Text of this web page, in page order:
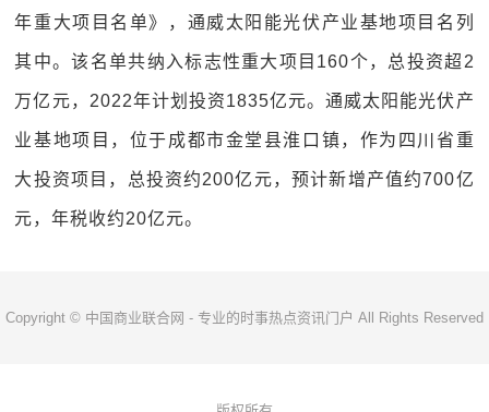
年重大项目名单》，通威太阳能光伏产业基地项目名列
其中。该名单共纳入标志性重大项目160个，总投资超2
万亿元，2022年计划投资1835亿元。通威太阳能光伏产
业基地项目，位于成都市金堂县淮口镇，作为四川省重
大投资项目，总投资约200亿元，预计新增产值约700亿
元，年税收约20亿元。
Copyright © 中国商业联合网 - 专业的时事热点资讯门户 All Rights Reserved